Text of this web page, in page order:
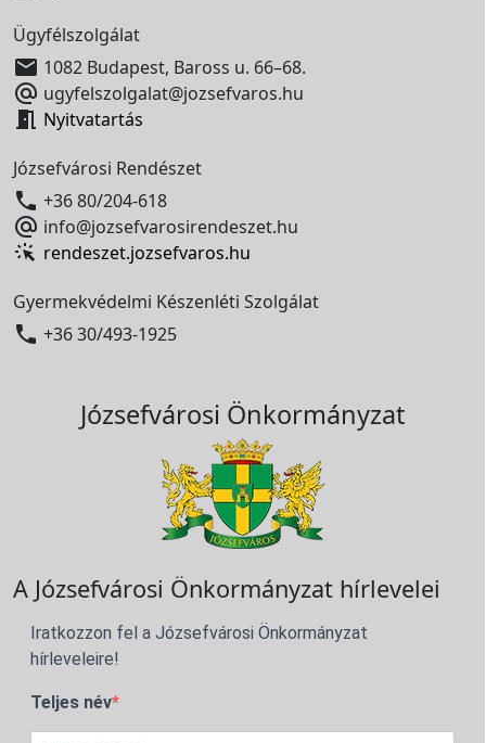
Ügyfélszolgálat
 1082 Budapest, Baross u. 66–68.
 ugyfelszolgalat@jozsefvaros.hu
 Nyitvatartás
Józsefvárosi Rendészet
 +36 80/204-618
 info@jozsefvarosirendeszet.hu
rendeszet.jozsefvaros.hu
Gyermekvédelmi Készenléti Szolgálat
 +36 30/493-1925
Józsefvárosi Önkormányzat
A Józsefvárosi Önkormányzat hírlevelei
Iratkozzon fel a Józsefvárosi Önkormányzat
hírleveleire!
Teljes név